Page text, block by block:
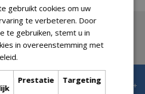
gebruikt cookies om uw
te verbeteren. Door
te gebruiken, stemt u in
in overeenstemming met
Prestatie Targeting